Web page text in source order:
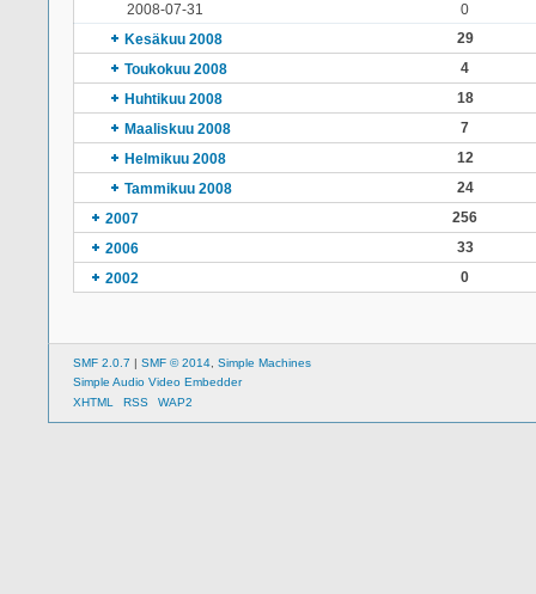
2008-07-31
0
Kesäkuu 2008
29
Toukokuu 2008
4
Huhtikuu 2008
18
Maaliskuu 2008
7
Helmikuu 2008
12
Tammikuu 2008
24
2007
256
2006
33
2002
0
SMF 2.0.7 | SMF © 2014 Simple Machines
Simple Audio Video Embedder
XHTML
RSS WAP2